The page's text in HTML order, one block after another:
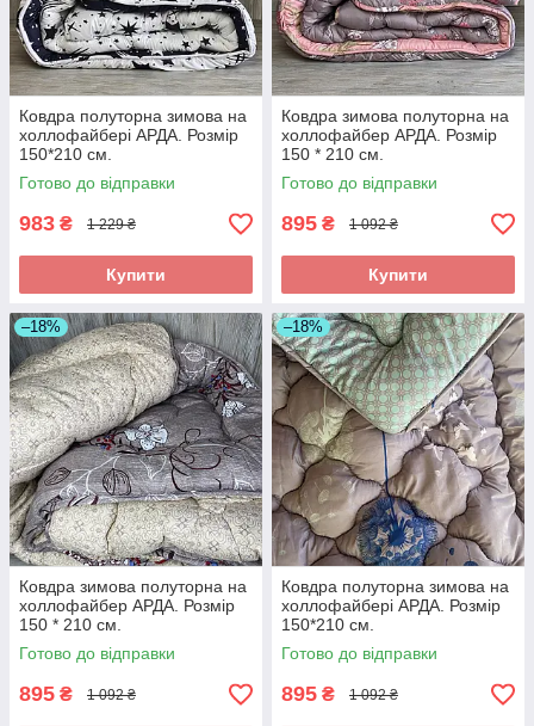
Ковдра полуторна зимова на
холлофайбері АРДА. Розмір
150*210 см.
Готово до відправки
983 ₴ 1 229 ₴
Купити
Ковдра зимова полуторна на
холлофайбер АРДА. Розмір
150 * 210 см.
Готово до відправки
895 ₴ 1 092 ₴
Купити
–18%
Ковдра зимова полуторна на
холлофайбер АРДА. Розмір
150 * 210 см.
Готово до відправки
895 ₴ 1 092 ₴
–18%
Ковдра полуторна зимова на
холлофайбері АРДА. Розмір
150*210 см.
Готово до відправки
895 ₴ 1 092 ₴